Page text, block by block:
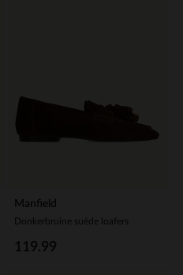
Manfield
Donkerbruine suède loafers
119.99